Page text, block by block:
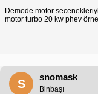
Demode motor
motor turbo 20 kw phev
S
snomask
Binbaşı